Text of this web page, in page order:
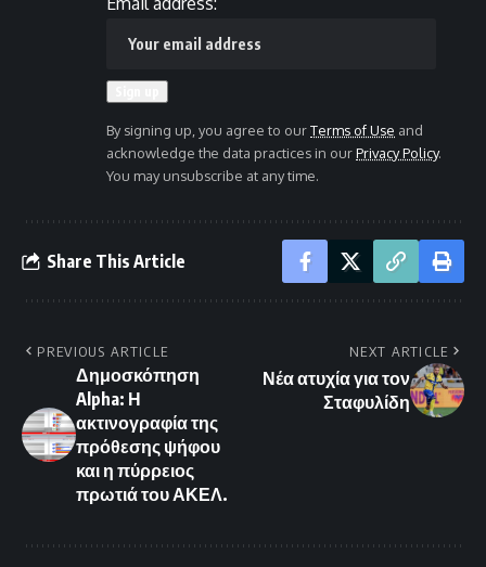
By signing up, you agree to ourTerms of Use and
acknowledge the data practices in ourPrivacy Policy.
You may unsubscribe at any time.
Share This Article
PREVIOUS ARTICLE
Δημοσκόπηση
Alpha: Η
ακτινογραφία της
πρόθεσης ψήφου
και η πύρρειος
πρωτιά του ΑΚΕΛ.
NEXT ARTICLE
Νέα ατυχία για τον
Σταφυλίδη